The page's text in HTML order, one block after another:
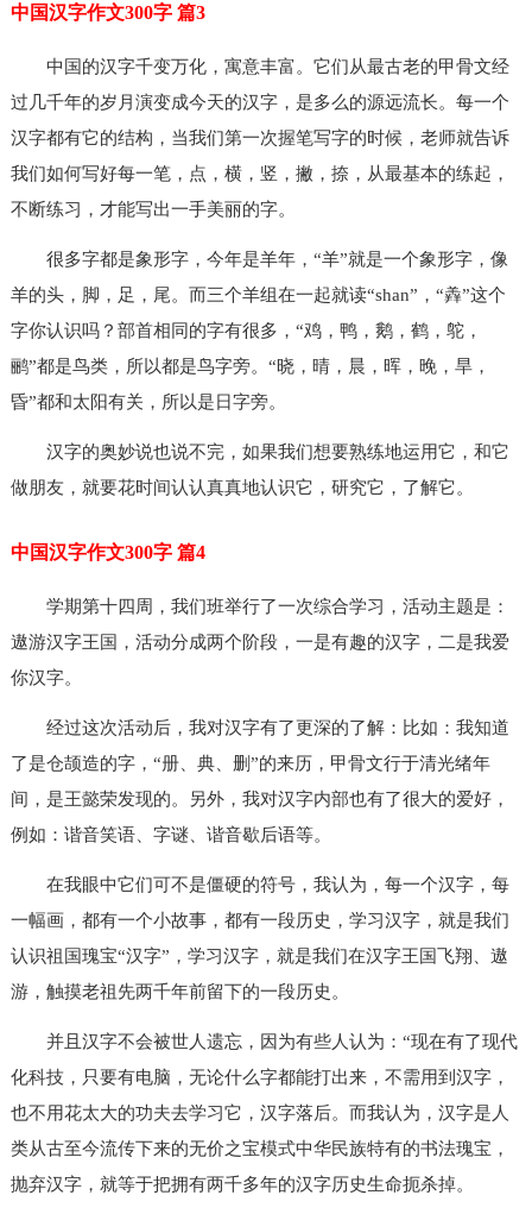
中国汉字作文300字 篇3
中国的汉字千变万化，寓意丰富。它们从最古老的甲骨文经
过几千年的岁月演变成今天的汉字，是多么的源远流长。每一个
汉字都有它的结构，当我们第一次握笔写字的时候，老师就告诉
我们如何写好每一笔，点，横，竖，撇，捺，从最基本的练起，
不断练习，才能写出一手美丽的字。
很多字都是象形字，今年是羊年，“羊”就是一个象形字，像
羊的头，脚，足，尾。而三个羊组在一起就读“shan”，“羴”这个
字你认识吗？部首相同的字有很多，“鸡，鸭，鹅，鹤，鸵，
鹂”都是鸟类，所以都是鸟字旁。“晓，晴，晨，晖，晚，旱，
昏”都和太阳有关，所以是日字旁。
汉字的奥妙说也说不完，如果我们想要熟练地运用它，和它
做朋友，就要花时间认认真真地认识它，研究它，了解它。
中国汉字作文300字 篇4
学期第十四周，我们班举行了一次综合学习，活动主题是：
遨游汉字王国，活动分成两个阶段，一是有趣的汉字，二是我爱
你汉字。
经过这次活动后，我对汉字有了更深的了解：比如：我知道
了是仓颉造的字，“册、典、删”的来历，甲骨文行于清光绪年
间，是王懿荣发现的。另外，我对汉字内部也有了很大的爱好，
例如：谐音笑语、字谜、谐音歇后语等。
在我眼中它们可不是僵硬的符号，我认为，每一个汉字，每
一幅画，都有一个小故事，都有一段历史，学习汉字，就是我们
认识祖国瑰宝“汉字”，学习汉字，就是我们在汉字王国飞翔、遨
游，触摸老祖先两千年前留下的一段历史。
并且汉字不会被世人遗忘，因为有些人认为：“现在有了现代
化科技，只要有电脑，无论什么字都能打出来，不需用到汉字，
也不用花太大的功夫去学习它，汉字落后。而我认为，汉字是人
类从古至今流传下来的无价之宝模式中华民族特有的书法瑰宝，
抛弃汉字，就等于把拥有两千多年的汉字历史生命扼杀掉。